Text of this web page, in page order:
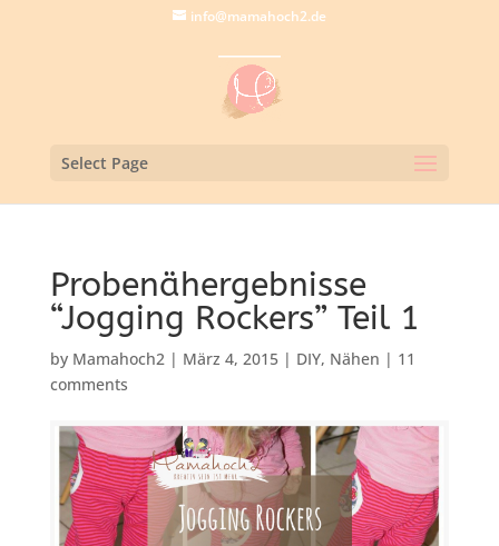
info@mamahoch2.de
Select Page
Probenähergebnisse
“Jogging Rockers” Teil 1
by Mamahoch2| März 4, 2015| DIY, Nähen | 11
comments